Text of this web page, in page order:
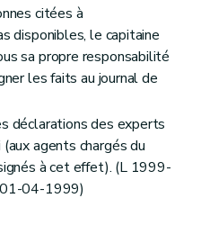
citées à
disponibles, le capitaine
sa propre responsabilité
les faits au journal de
déclarations des experts
agents chargés du
à cet effet). (L 1999-
04-1999)